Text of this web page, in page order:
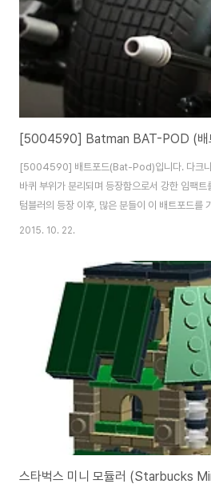
[5004590] Batman BAT-POD (배
[5004590] 배트포드(Bat-Pod)입니다. 다크나
바퀴 부위가 분리되며 등장함으로서 강한 임팩
텀블러의 등장 이후, 많은 분들이 이 배트포드를
여개 수준의 한정판으로 만들어내는 만행(?)을 저
Limited Edition.이 정보가 떴을 시점부터 이미
에 들어가기 시작합니다. 그래서 지금은 턱없이
할 수 있었죠. (배트포드의 타이어는 76023 텀
한 제품에만 포함되어 있습니다.) 한정판이라는
2015. 10. 22.